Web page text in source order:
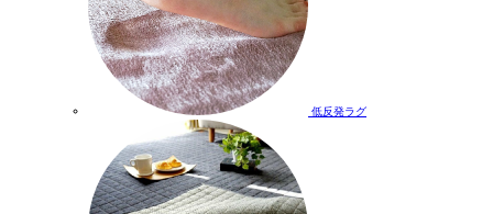
低反発ラグ